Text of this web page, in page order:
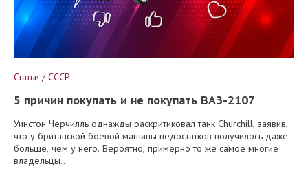
Статьи / СССР
5 причин покупать и не покупать ВАЗ-2107
Уинстон Черчилль однажды раскритиковал танк Churchill, заявив,
что у британской боевой машины недостатков получилось даже
больше, чем у него. Вероятно, примерно то же самое многие
владельцы...